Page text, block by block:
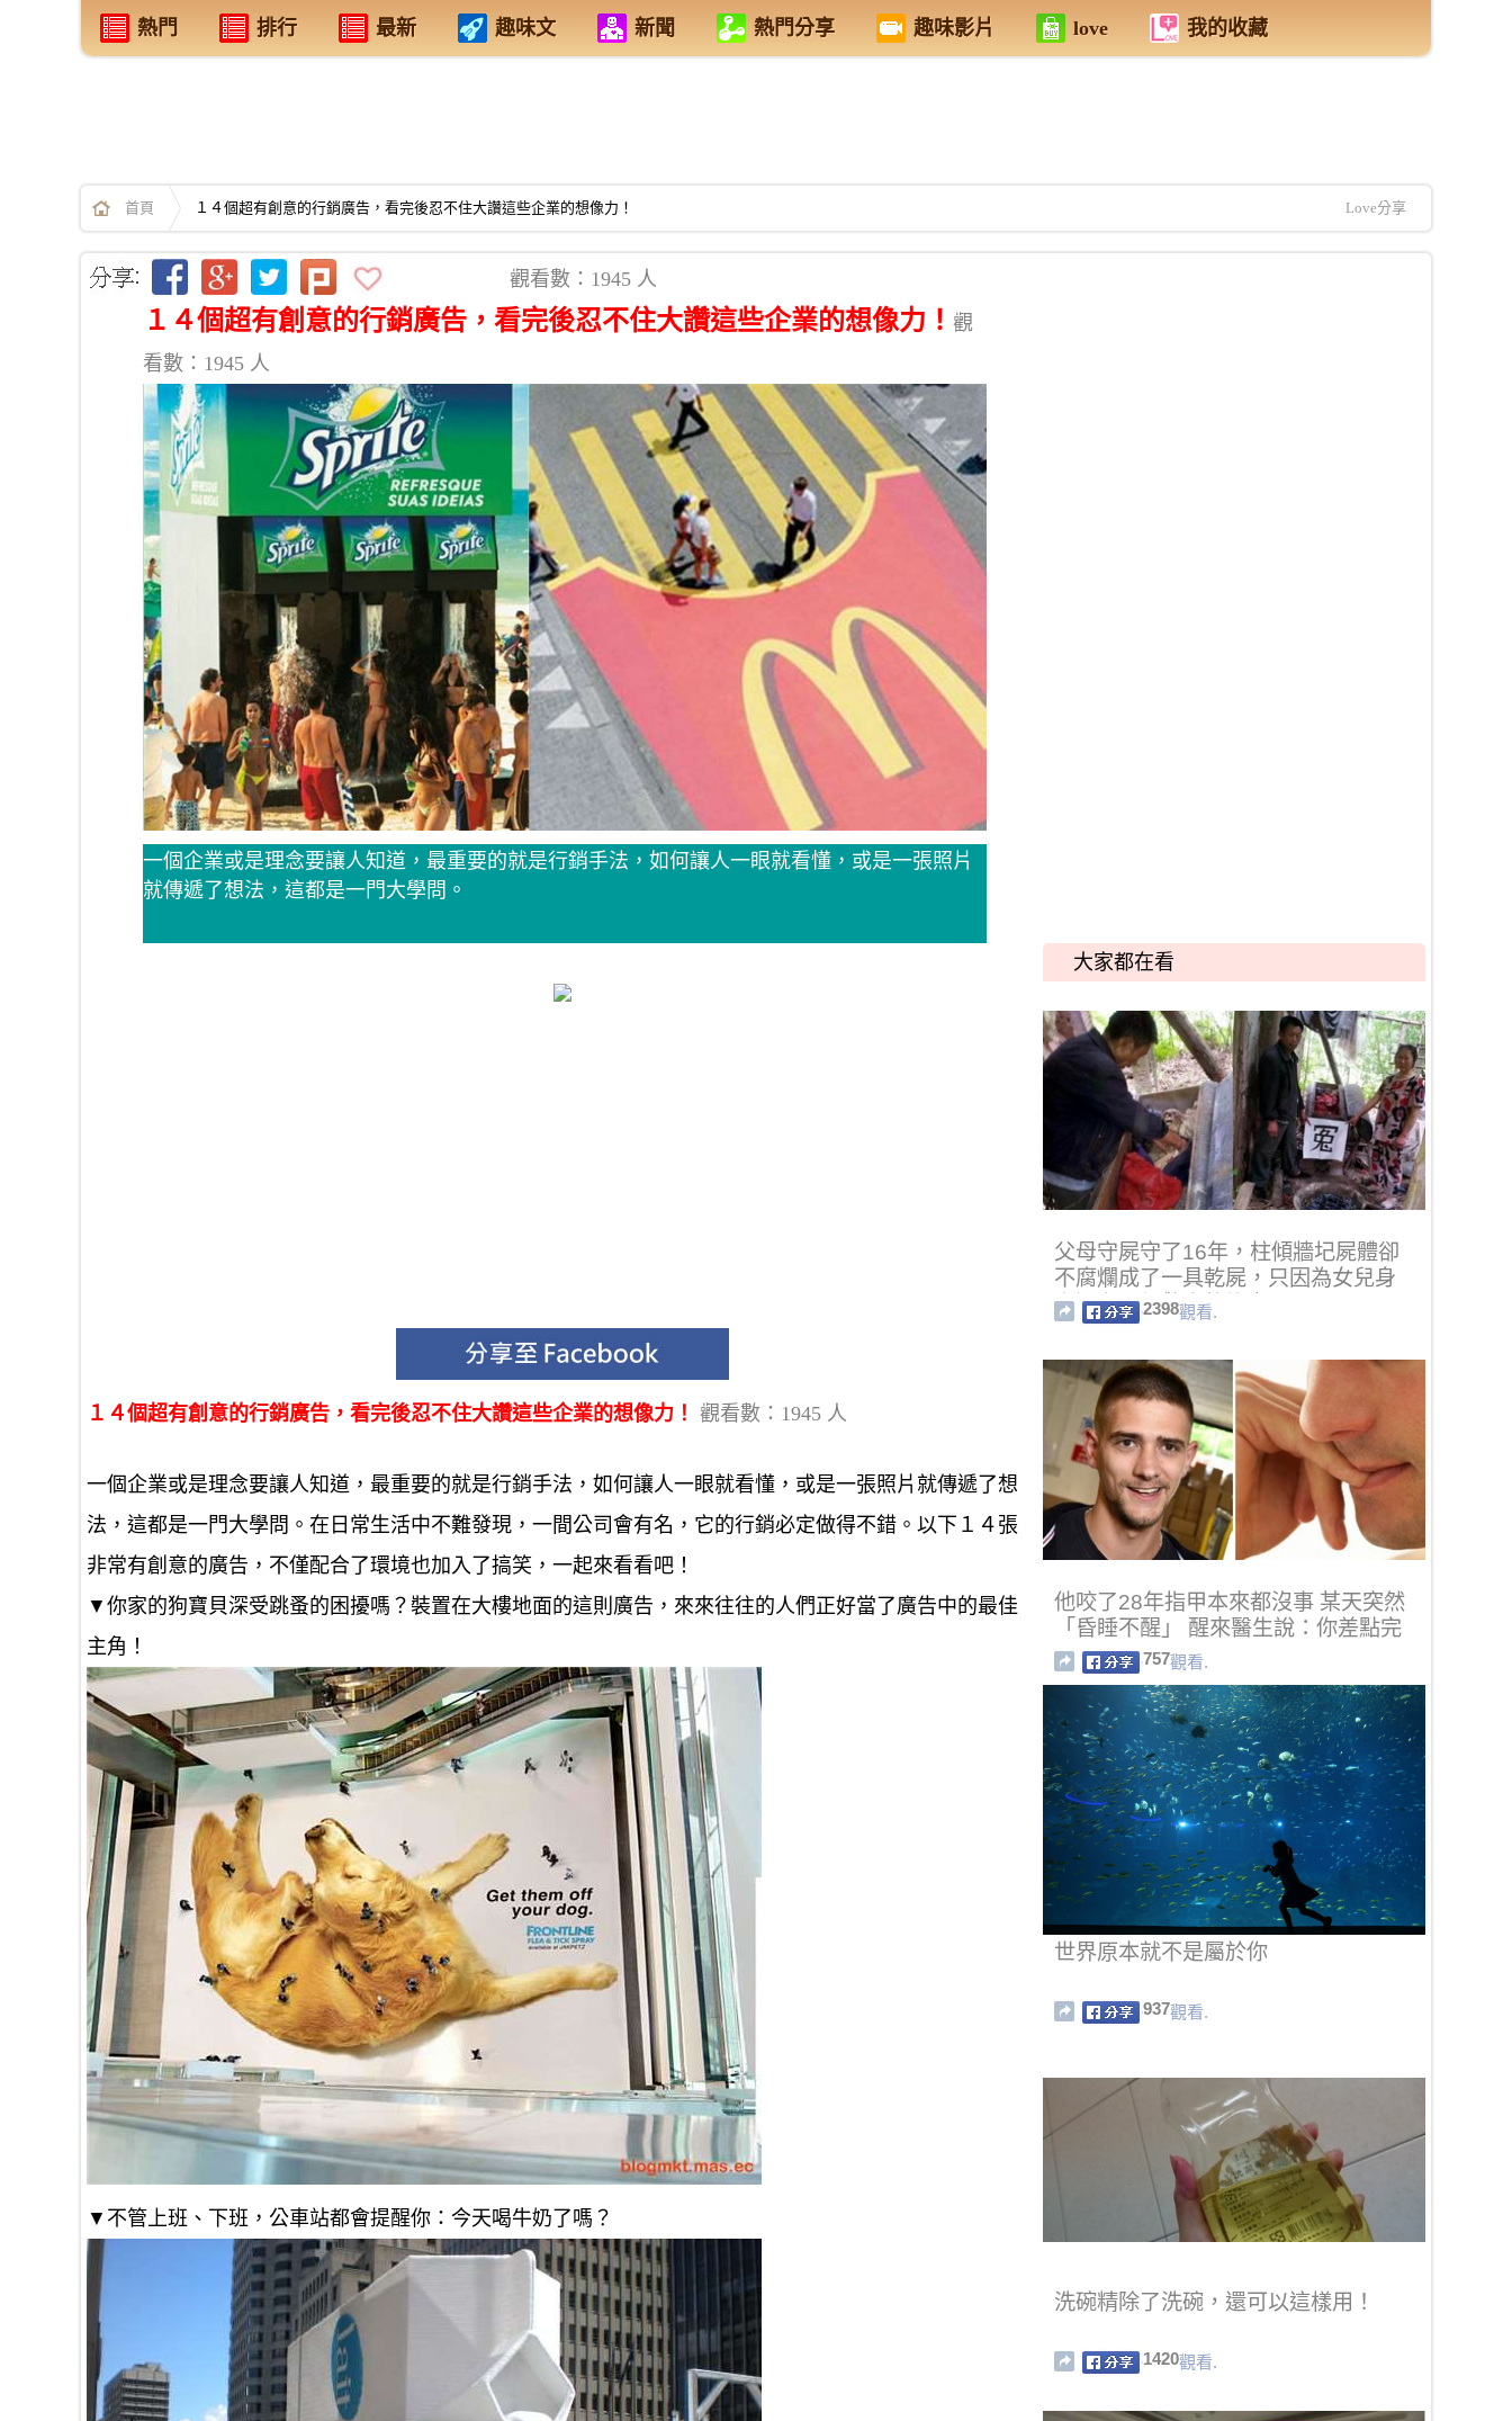
熱門 排行 最新 趣味文 新聞 熱門分享 趣味影片 love 我的收藏
首頁 １４個超有創意的行銷廣告，看完後忍不住大讚這些企業的想像力！ Love分享
觀看數：1945 人
１４個超有創意的行銷廣告，看完後忍不住大讚這些企業的想像力！ 觀
看數：1945 人
一個企業或是理念要讓人知道，最重要的就是行銷手法，如何讓人一眼就看懂，或是一張照片
就傳遞了想法，這都是一門大學問。
１４個超有創意的行銷廣告，看完後忍不住大讚這些企業的想像力！ 觀看數：1945 人
一個企業或是理念要讓人知道，最重要的就是行銷手法，如何讓人一眼就看懂，或是一張照片就傳遞了想
法，這都是一門大學問。在日常生活中不難發現，一間公司會有名，它的行銷必定做得不錯。以下１４張
非常有創意的廣告，不僅配合了環境也加入了搞笑，一起來看看吧！
▼你家的狗寶貝深受跳蚤的困擾嗎？裝置在大樓地面的這則廣告，來來往往的人們正好當了廣告中的最佳
主角！
▼不管上班、下班，公車站都會提醒你：今天喝牛奶了嗎？
大家都在看
父母守屍守了16年，柱傾牆圮屍體卻
不腐爛成了一具乾屍，只因為女兒身
上還有一個驚人的祕密！
2398觀看.
他咬了28年指甲本來都沒事 某天突然
「昏睡不醒」 醒來醫生說：你差點完
了
757觀看.
世界原本就不是屬於你
937觀看.
洗碗精除了洗碗，還可以這樣用！
1420觀看.